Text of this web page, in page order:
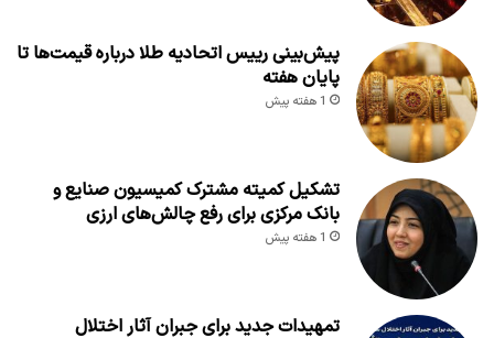
پیش‌بینی رییس اتحادیه طلا درباره قیمت‌ها تا
پایان هفته
1 هفته پیش
تشکیل کمیته مشترک کمیسیون صنایع و
بانک مرکزی برای رفع چالش‌های ارزی
1 هفته پیش
تمهیدات جدید برای جبران آثار اختلال